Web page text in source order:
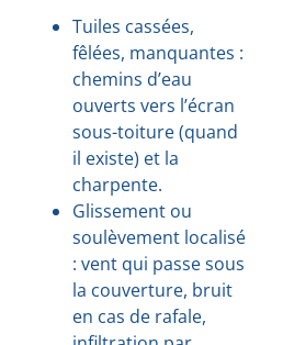
Tuiles cassées,
fêlées, manquantes :
chemins d’eau
ouverts vers l’écran
sous-toiture (quand
il existe) et la
charpente.
Glissement ou
soulèvement localisé
: vent qui passe sous
la couverture, bruit
en cas de rafale,